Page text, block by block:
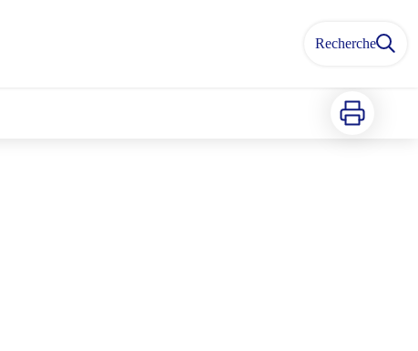
Recherche
Imprimer